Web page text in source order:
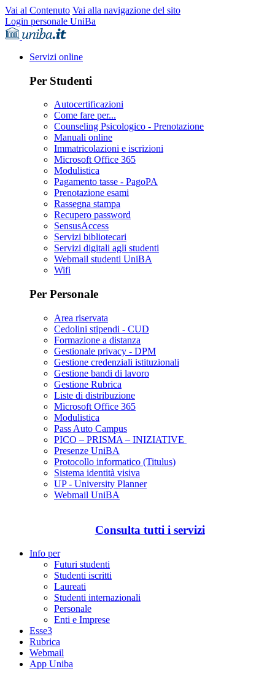
Vai al Contenuto Vai alla navigazione del sito
Login personale UniBa
Servizi online
Per Studenti
Autocertificazioni
Come fare per...
Counseling Psicologico - Prenotazione
Manuali online
Immatricolazioni e iscrizioni
Microsoft Office 365
Modulistica
Pagamento tasse - PagoPA
Prenotazione esami
Rassegna stampa
Recupero password
SensusAccess
Servizi bibliotecari
Servizi digitali agli studenti
Webmail studenti UniBA
Wifi
Per Personale
Area riservata
Cedolini stipendi - CUD
Formazione a distanza
Gestionale privacy - DPM
Gestione credenziali istituzionali
Gestione bandi di lavoro
Gestione Rubrica
Liste di distribuzione
Microsoft Office 365
Modulistica
Pass Auto Campus
PICO – PRISMA – INIZIATIVE
Presenze UniBA
Protocollo informatico (Titulus)
Sistema identità visiva
UP - University Planner
Webmail UniBA
Consulta tutti i servizi
Info per
Futuri studenti
Studenti iscritti
Laureati
Studenti internazionali
Personale
Enti e Imprese
Esse3
Rubrica
Webmail
App Uniba